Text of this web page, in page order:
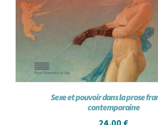
Sexe et pouvoir dans la prose
contemporaine